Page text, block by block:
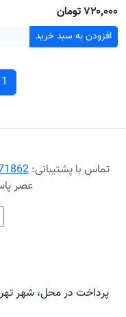
۷۲۰٬۰۰۰ تومان
افزودن به سبد خرید
1
تماس با پشتیبانی:
عصر
پرداخت در محل، شهر